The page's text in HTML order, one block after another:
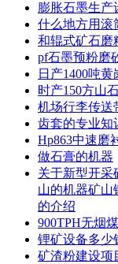
膨胀石墨生产
什么地方用滚
和辊式矿石磨
pf石墨预粉磨
日产1400吨
时产150方山
机场行李传送
齿套的专业知
Hp863中速磨
做石膏的机器
关于新型开采
山的机器矿山
的介绍
900TPH无烟
锂矿设备多少
矿渣粉建设项